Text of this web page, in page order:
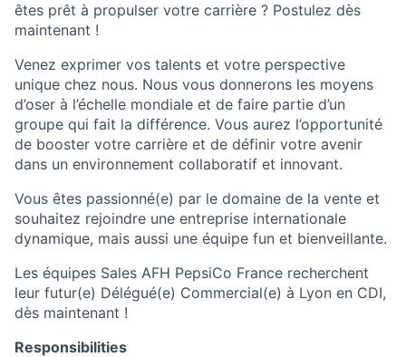
êtes prêt à propulser votre carrière ? Postulez dès
maintenant !
Venez exprimer vos talents et votre perspective
unique chez nous. Nous vous donnerons les moyens
d’oser à l’échelle mondiale et de faire partie d’un
groupe qui fait la différence. Vous aurez l’opportunité
de booster votre carrière et de définir votre avenir
dans un environnement collaboratif et innovant.
Vous êtes passionné(e) par le domaine de la vente et
souhaitez rejoindre une entreprise internationale
dynamique, mais aussi une équipe fun et bienveillante.
Les équipes Sales AFH PepsiCo France recherchent
leur futur(e) Délégué(e) Commercial(e) à Lyon en CDI,
dès maintenant !
Responsibilities